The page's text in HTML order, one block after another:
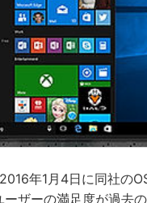
年1月4日に同社の
ーザーの満足度が過去